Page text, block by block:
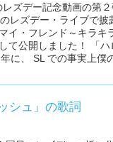
レズデー記念動画の第
レズデー・ライブで披
イ・フレンド～キラキ
て公開しました！ 「
に、 SL での事実上僕
シュ」の歌詞